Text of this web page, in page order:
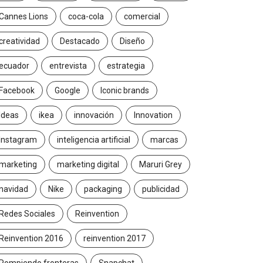
07/16 2026/06/23
Lions coca-cola comercial
Destacado Diseño
entrevista estrategia
Google Iconic brands
ikea innovación Innovation
inteligencia artificial marcas
marketing digital Maruri Grey
Nike packaging publicidad
Sociales Reinvention
2016 reinvention 2017